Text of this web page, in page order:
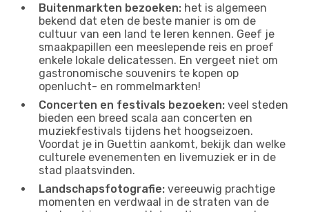
Buitenmarkten bezoeken: het is algemeen
bekend dat eten de beste manier is om de
cultuur van een land te leren kennen. Geef je
smaakpapillen een meeslepende reis en proef
enkele lokale delicatessen. En vergeet niet om
gastronomische souvenirs te kopen op
openlucht- en rommelmarkten!
Concerten en festivals bezoeken: veel steden
bieden een breed scala aan concerten en
muziekfestivals tijdens het hoogseizoen.
Voordat je in Guettin aankomt, bekijk dan welke
culturele evenementen en livemuziek er in de
stad plaatsvinden.
Landschapsfotografie: vereeuwig prachtige
momenten en verdwaal in de straten van de